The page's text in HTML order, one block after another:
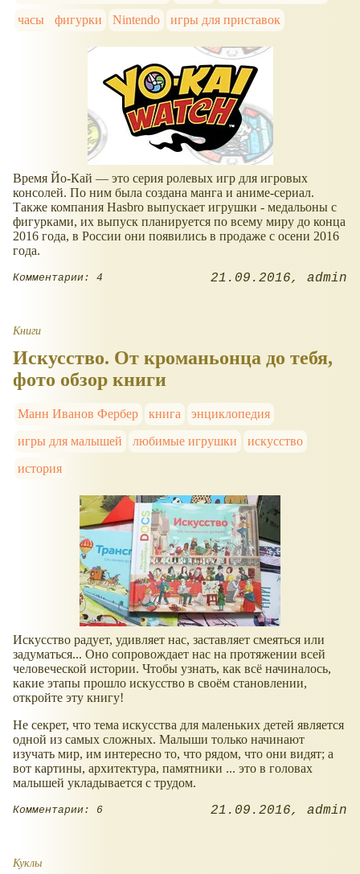
часы
фигурки Nintendo игры для приставок
Время Йо-Кай — это серия ролевых игр для игровых
консолей. По ним была создана манга и аниме-сериал.
Также компания Hasbro выпускает игрушки - медальоны с
фигурками, их выпуск планируется по всему миру до конца
2016 года, в России они появились в продаже с осени 2016
года.
Комментарии: 4 21.09.2016 admin
Книги
Искусство. От кроманьонца до тебя,
фото обзор книги
Манн Иванов Фербер книга
энциклопедия
игры для малышей
любимые игрушки
искусство
история
Искусство радует, удивляет нас, заставляет смеяться или
задуматься... Оно сопровождает нас на протяжении всей
человеческой истории. Чтобы узнать, как всё начиналось,
какие этапы прошло искусство в своём становлении,
откройте эту книгу!
Не секрет, что тема искусства для маленьких детей является
одной из самых сложных. Малыши только начинают
изучать мир, им интересно то, что рядом, что они видят; а
вот картины, архитектура, памятники ... это в головах
малышей укладывается с трудом.
Комментарии: 6 21.09.2016 admin
Куклы